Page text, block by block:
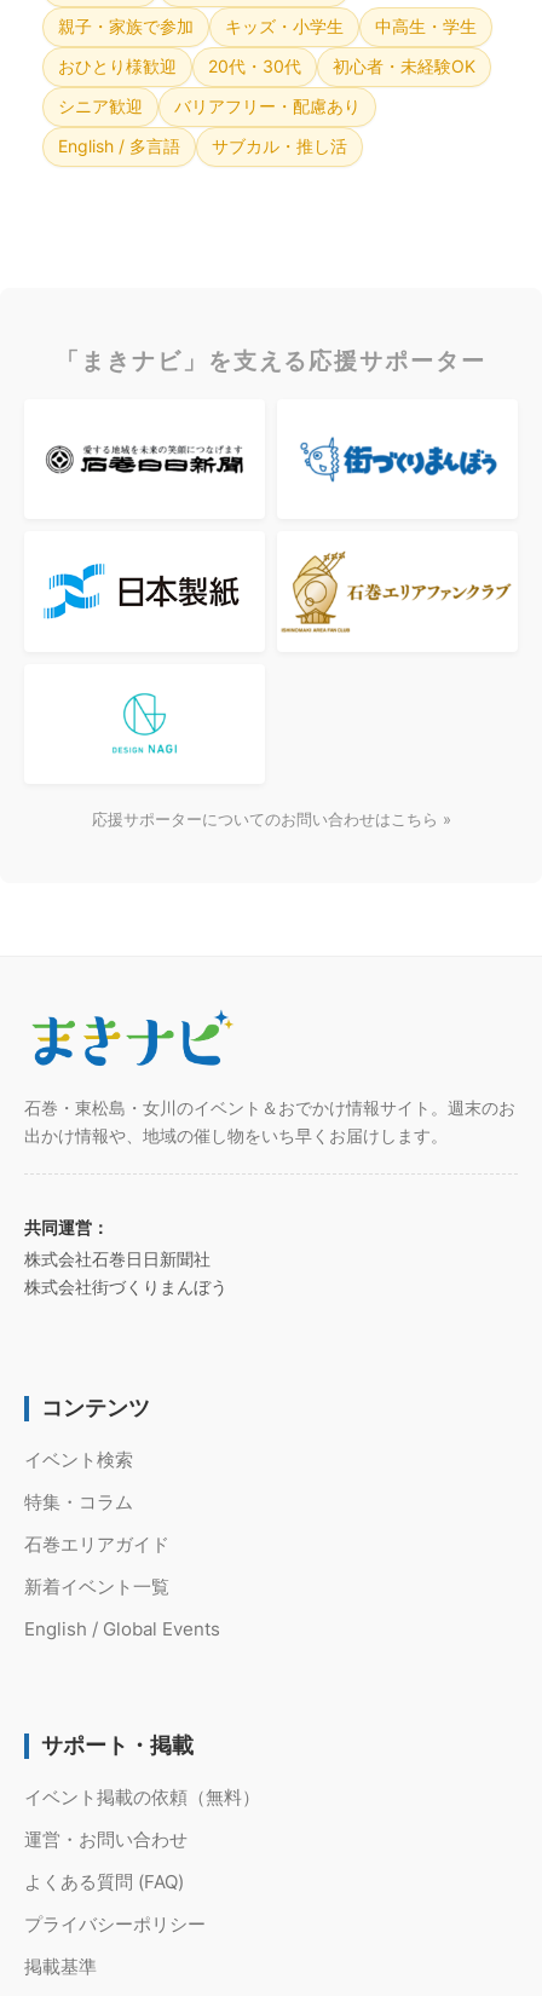
親子・家族で参加 キッズ・小学生 中高生・学生
おひとり様歓迎 20代・30代 初心者・未経験OK
シニア歓迎 バリアフリー・配慮あり
English / 多言語 サブカル・推し活
「まきナビ」を支える応援サポーター
応援サポーターについてのお問い合わせはこちら »
石巻・東松島・女川のイベント＆おでかけ情報サイト。週末のお
出かけ情報や、地域の催し物をいち早くお届けします。
共同運営：
株式会社石巻日日新聞社
株式会社街づくりまんぼう
コンテンツ
イベント検索
特集・コラム
石巻エリアガイド
新着イベント一覧
English / Global Events
サポート・掲載
イベント掲載の依頼（無料）
運営・お問い合わせ
よくある質問 (FAQ)
プライバシーポリシー
掲載基準